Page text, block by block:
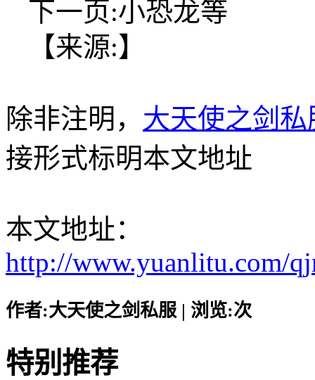
下一页:小恐龙等
【来源:】
除非注明， 大天使之剑私
接形式标明本文地址
本文地址：
http://www.yuanlitu.com/
作者:大天使之剑私服 | 浏览:次
特别推荐